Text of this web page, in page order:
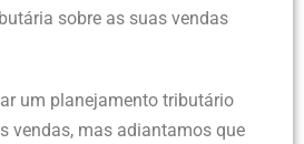
sobre as suas vendas
um planejamento tributário
vendas, mas adiantamos que